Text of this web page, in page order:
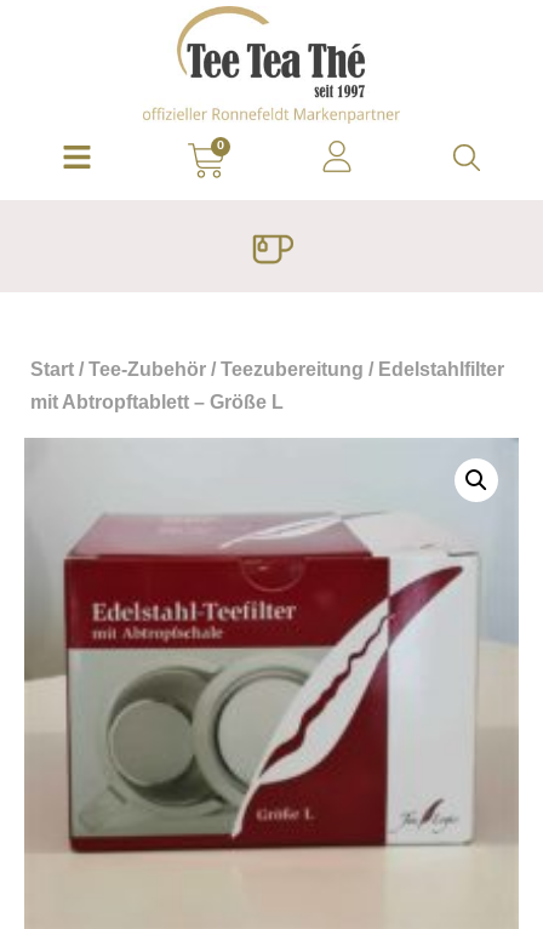
0
Start / Tee-Zubehör / Teezubereitung / Edelstahlfilter
mit Abtropftablett – Größe L